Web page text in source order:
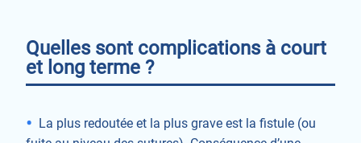
Quelles sont complications à court
et long terme ?
La plus redoutée et la plus grave est la fistule (ou